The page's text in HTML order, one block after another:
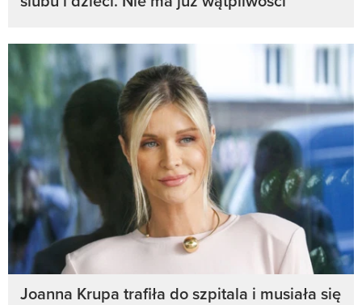
Joanna Krupa trafiła do szpitala i musiała się